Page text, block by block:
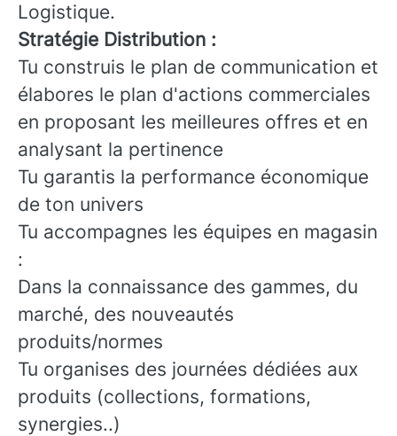
Logistique.
Stratégie Distribution :
Tu construis le plan de communication et
élabores le plan d'actions commerciales
en proposant les meilleures offres et en
analysant la pertinence
Tu garantis la performance économique
de ton univers
Tu accompagnes les équipes en magasin
:
Dans la connaissance des gammes, du
marché, des nouveautés
produits/normes
Tu organises des journées dédiées aux
produits (collections, formations,
synergies..)